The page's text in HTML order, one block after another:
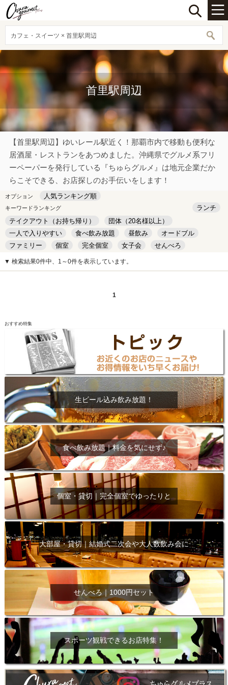
カフェ・スイーツ × 首里駅周辺
首里駅周辺
【首里駅周辺】ゆいレール駅近く！那覇市内で移動も便利な
居酒屋・レストランをあつめました。沖縄県でグルメ系フリ
ーペーパーを発行している『ちゅらグルメ』は地元企業だか
らこそできる、お店探しのお手伝いをします！
オプション 人気ランキング順
キーワードランキング
ランチ
テイクアウト（お持ち帰り）
団体（20名様以上）
一人で入りやすい
食べ飲み放題 昼飲み
オードブル
ファミリー
個室 完全個室 女子会
せんべろ
キッズルーム
安い デート
▼ 検索結果0件中、1～0件を表示しています。
1
おすすめ特集
生ビール込み飲み放題！
食べ飲み放題｜料金を気にせず♪
個室・貸切｜完全個室でゆったりと
大部屋・貸切｜結婚式二次会や大人数飲み会に
せんべろ｜1000円セット
スポーツ観戦できるお店特集！